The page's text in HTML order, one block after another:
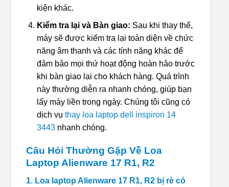
kiện khác.
Kiểm tra lại và Bàn giao: Sau khi thay thế,
máy sẽ được kiểm tra lại toàn diện về chức
năng âm thanh và các tính năng khác để
đảm bảo mọi thứ hoạt động hoàn hảo trước
khi bàn giao lại cho khách hàng. Quá trình
này thường diễn ra nhanh chóng, giúp bạn
lấy máy liền trong ngày. Chúng tôi cũng có
dịch vụ thay loa laptop dell inspiron 14
3443nhanh chóng.
Câu Hỏi Thường Gặp Về Loa
Laptop Alienware 17 R1, R2
1. Loa laptop Alienware 17 R1, R2 bị rè có